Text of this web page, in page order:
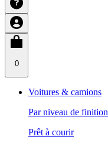
0
Voitures & camions
Par niveau de finition
Prêt à courir